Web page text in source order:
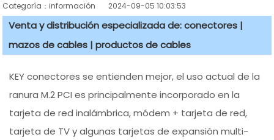
Categoría：información 2024-09-05 10:03:53
Venta y distribución especializada de: conectores |
mazos de cables | productos de cables
KEY conectores se entienden mejor, el uso actual de la
ranura M.2 PCI es principalmente incorporado en la
tarjeta de red inalámbrica, módem + tarjeta de red,
tarjeta de TV y algunas tarjetas de expansión multi-